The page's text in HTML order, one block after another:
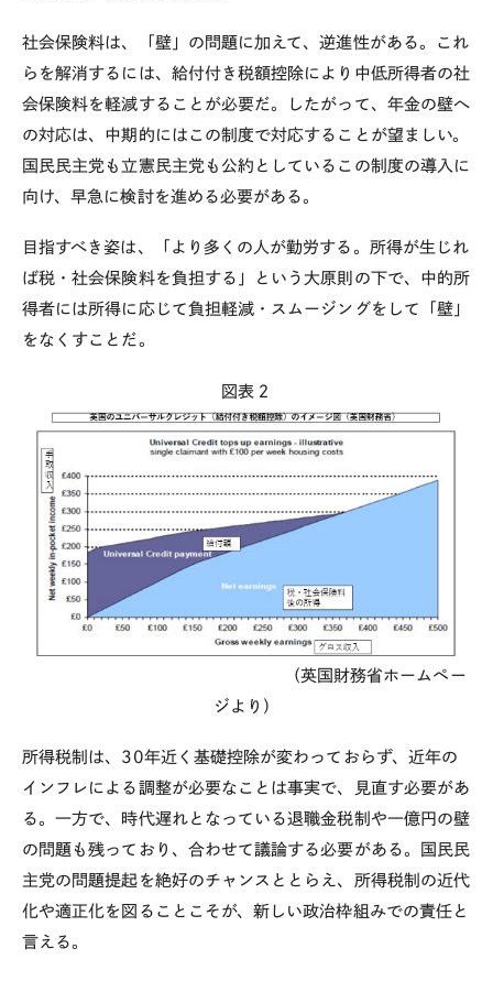
社会保険料は、「壁」の問題に加えて、逆進性がある。これ
らを解消するには、給付付き税額控除により中低所得者の社
会保険料を軽減することが必要だ。したがって、年金の壁へ
の対応は、中期的にはこの制度で対応することが望ましい。
国民民主党も立憲民主党も公約としているこの制度の導入に
向け、早急に検討を進める必要がある。
目指すべき姿は、「より多くの人が勤労する。所得が生じれ
ば税・社会保険料を負担する」という大原則の下で、中的所
得者には所得に応じて負担軽減・スムージングをして「壁」
をなくすことだ。
図表２
（英国財務省ホームペー
ジより）
所得税制は、 30年近く基礎控除が変わっておらず、近年の
インフレによる調整が必要なことは事実で、見直す必要があ
る。一方で、時代遅れとなっている退職金税制や一億円の壁
の問題も残っており、合わせて議論する必要がある。国民民
主党の問題提起を絶好のチャンスととらえ、所得税制の近代
化や適正化を図ることこそが、新しい政治枠組みでの責任と
言える。